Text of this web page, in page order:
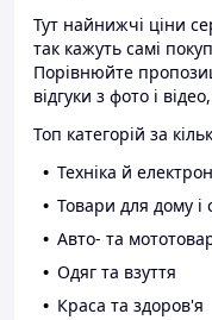
Тут найнижчі ціни
так кажуть самі
Порівнюйте
відгуки з фото і
Топ категорій за
Техніка й
Товари для дому і
Авто- та
Одяг та взуття
Краса та здоров'я